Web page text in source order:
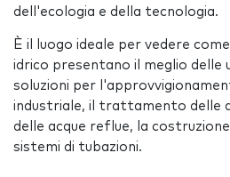
dell'ecologia e della tecnologia.
È il luogo ideale per vedere
idrico presentano il meglio delle
soluzioni per
industriale, il trattamento delle
delle acque reflue, la
sistemi di tubazioni.